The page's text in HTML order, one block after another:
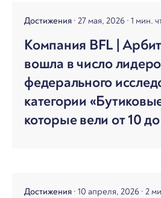
Достижения 27 мая, 2026 1 мин.
Компания BFL |
вошла в число
федерального
категории
которые вели от 10
Достижения 10 апреля, 2026 2